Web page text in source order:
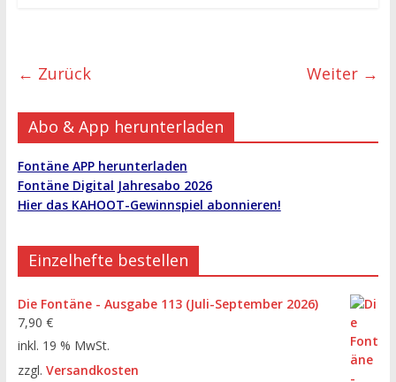
← Zurück Weiter →
Abo & App herunterladen
Fontäne APP herunterladen
Fontäne Digital Jahresabo 2026
Hier das KAHOOT-Gewinnspiel abonnieren!
Einzelhefte bestellen
Die Fontäne - Ausgabe 113 (Juli-September 2026)
7,90 €
inkl. 19 % MwSt.
zzgl. Versandkosten